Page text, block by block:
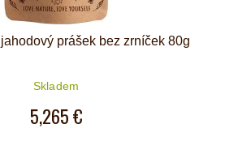
prášek bez zrníček 80g
Skladem
5,265 €